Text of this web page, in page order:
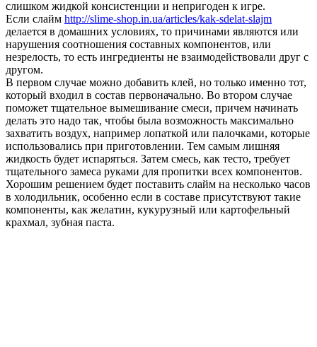
слишком жидкой консистенции и непригоден к игре.
Если слайм http://slime-shop.in.ua/articles/kak-sdelat-slajm
делается в домашних условиях, то причинами являются или
нарушения соотношения составных компонентов, или
незрелость, то есть ингредиенты не взаимодействовали друг с
другом.
В первом случае можно добавить клей, но только именно тот,
который входил в состав первоначально. Во втором случае
поможет тщательное вымешивание смеси, причем начинать
делать это надо так, чтобы была возможность максимально
захватить воздух, например лопаткой или палочками, которые
использовались при приготовлении. Тем самым лишняя
жидкость будет испаряться. Затем смесь, как тесто, требует
тщательного замеса руками для пропитки всех компонентов.
Хорошим решением будет поставить слайм на несколько часов
в холодильник, особенно если в составе присутствуют такие
компоненты, как желатин, кукурузный или картофельный
крахмал, зубная паста.